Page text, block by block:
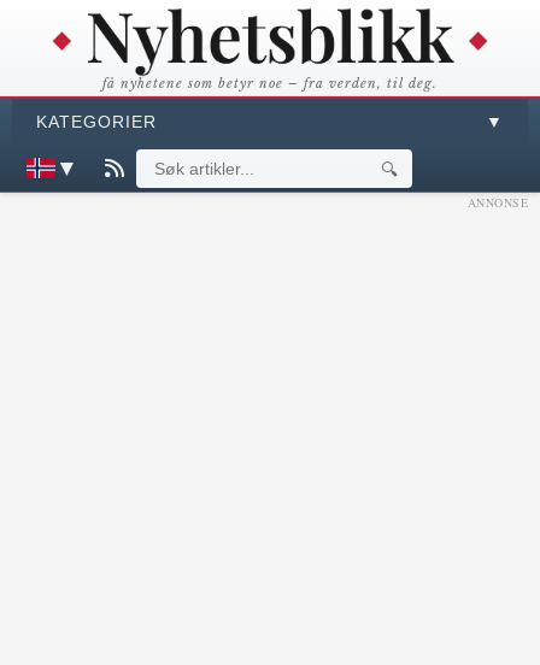
få nyhetene som betyr noe – fra verden, til deg.
KATEGORIER ▼
▼ 🔍
ANNONSE